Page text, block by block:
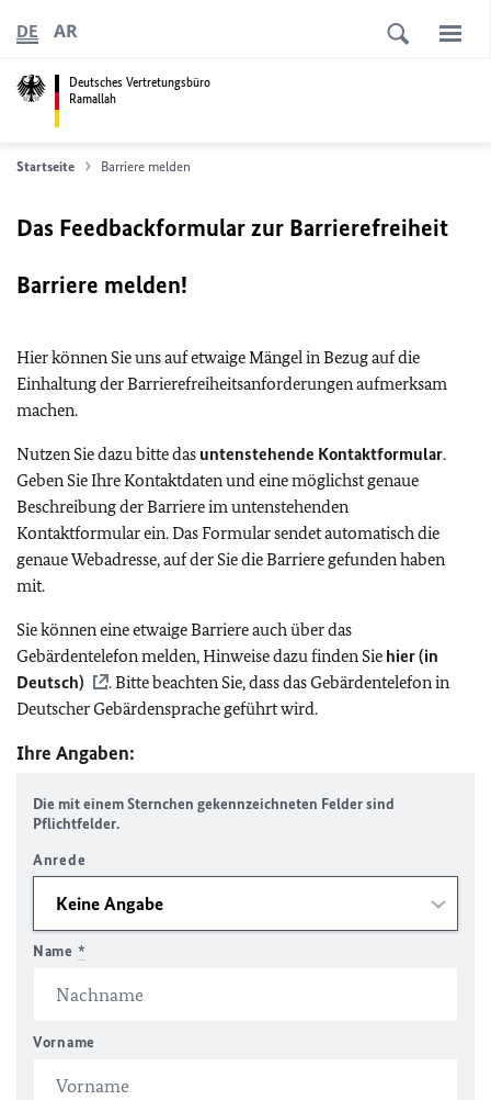
Deutsches Vertretungsbüro
Ramallah
DE AR
Startseite Barriere melden
Das Feedbackformular zur Barrierefreiheit
Barriere melden!
Hier können Sie uns auf etwaige Mängel in Bezug auf die
Einhaltung der Barrierefreiheitsanforderungen aufmerksam
machen.
Nutzen Sie dazu bitte das untenstehende Kontaktformular.
Geben Sie Ihre Kontaktdaten und eine möglichst genaue
Beschreibung der Barriere im untenstehenden
Kontaktformular ein. Das Formular sendet automatisch die
genaue Webadresse, auf der Sie die Barriere gefunden haben
mit.
Sie können eine etwaige Barriere auch über das
Gebärdentelefon melden, Hinweise dazu finden Sie hier (in
Deutsch)
. Bitte beachten Sie, dass das Gebärdentelefon in
Deutscher Gebärdensprache geführt wird.
Ihre Angaben:
Die mit einem Sternchen gekennzeichneten Felder sind
Pflichtfelder.
Anrede
Name *
Vorname